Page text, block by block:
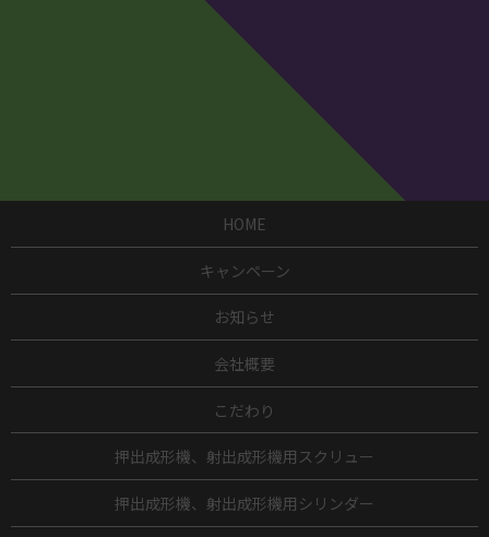
HOME
キャンペーン
お知らせ
会社概要
こだわり
押出成形機、射出成形機用スクリュー
押出成形機、射出成形機用シリンダー